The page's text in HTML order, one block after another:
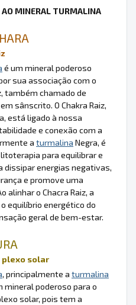
AO MINERAL TURMALINA
é um mineral poderoso
sua associação com o
também chamado de
sânscrito. O Chakra Raiz,
está ligado à nossa
e conexão com a
a turmalina Negra, é
para equilibrar e
dissipar energias negativas,
e promove uma
alinhar o Chacra Raiz, a
equilíbrio energético do
geral de bem-estar.
plexo solar
, principalmente a turmalina
mineral poderoso para o
solar, pois tem a